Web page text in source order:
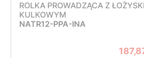
ROLKA PROWADZĄCA Z
KULKOWYM
NATR12-PPA-INA